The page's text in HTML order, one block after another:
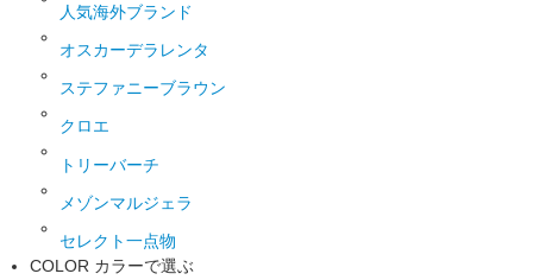
人気海外ブランド
オスカーデラレンタ
ステファニーブラウン
クロエ
トリーバーチ
メゾンマルジェラ
セレクト一点物
COLOR カラーで選ぶ